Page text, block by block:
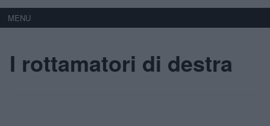
MENU
I rottamatori di destra